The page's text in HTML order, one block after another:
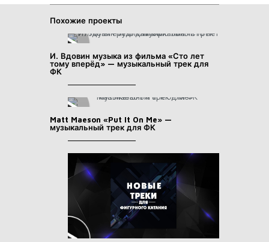
Похожие проекты
И. Вдовин музыка из фильма «Сто лет
тому вперёд» — музыкальный трек для
ФК
Matt Maeson «Put It On Me» —
музыкальный трек для ФК